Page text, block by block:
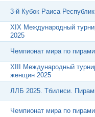
3-й Кубок Раиса
XIX Международный
2025
Чемпионат мира по
XIII Международный
женщин 2025
ЛЛБ 2025. Тбилиси.
Чемпионат мира по